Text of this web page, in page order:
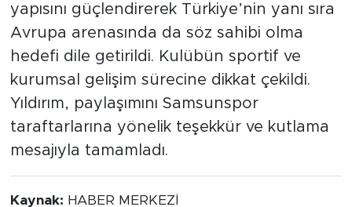
yapısını güçlendirerek Türkiye’nin yanı sıra
Avrupa arenasında da söz sahibi olma
hedefi dile getirildi. Kulübün sportif ve
kurumsal gelişim sürecine dikkat çekildi.
Yıldırım, paylaşımını Samsunspor
taraftarlarına yönelik teşekkür ve kutlama
mesajıyla tamamladı.
Kaynak: HABER MERKEZİ